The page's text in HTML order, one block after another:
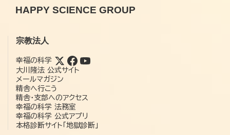
HAPPY SCIENCE GROUP
宗教法人
幸福の科学
大川隆法 公式サイト
メールマガジン
精舎へ行こう
精舎・支部へのアクセス
幸福の科学 法務室
幸福の科学 公式アプリ
本格診断サイト「地獄診断」